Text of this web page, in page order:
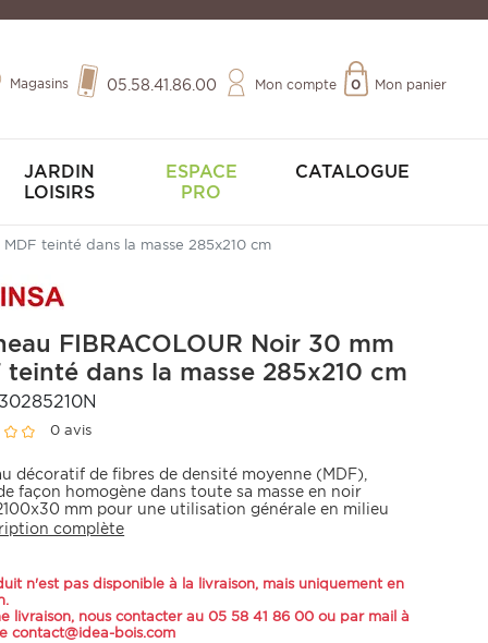
Magasins 05.58.41.86.00 Mon compte Mon panier
0
JARDIN
LOISIRS
ESPACE
PRO
CATALOGUE
teinté dans la masse 285x210 cm
FIBRACOLOUR Noir 30 mm
teinté dans la masse 285x210 cm
0 avis
décoratif de fibres de densité moyenne (MDF),
façon homogène dans toute sa masse en noir
mm pour une utilisation générale en milieu
complète
n'est pas disponible à la livraison, mais uniquement en
livraison, nous contacter au 05 58 41 86 00 ou par mail à
contact@idea-bois.com